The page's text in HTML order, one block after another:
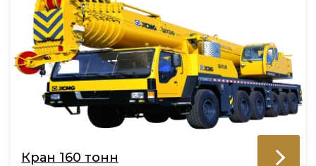
Кран 160 тонн